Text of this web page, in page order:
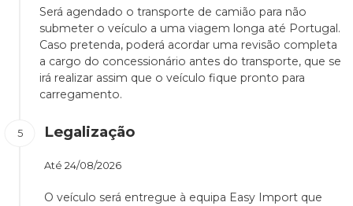
Será agendado o transporte de camião para não
submeter o veículo a uma viagem longa até Portugal.
Caso pretenda, poderá acordar uma revisão completa
a cargo do concessionário antes do transporte, que se
irá realizar assim que o veículo fique pronto para
carregamento.
Legalização
Até 24/08/2026
O veículo será entregue à equipa Easy Import que